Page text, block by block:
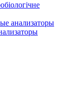
анализаторы